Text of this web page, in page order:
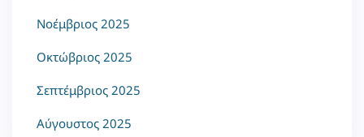
Νοέμβριος 2025
Οκτώβριος 2025
Σεπτέμβριος 2025
Αύγουστος 2025